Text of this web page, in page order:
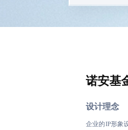
诺安基
设计理念
企业的IP形象